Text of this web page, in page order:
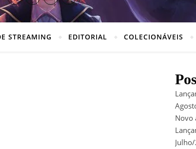
STREAMING EDITORIAL COLECIONÁVEIS
Novo